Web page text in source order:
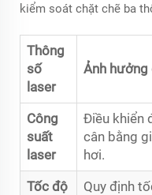
kiểm soát chặt chẽ ba
Thông
số
laser
Ảnh hưởng
Công
suất
laser
Điều khiển
cân bằng
hơi.
Tốc độ
Quy định